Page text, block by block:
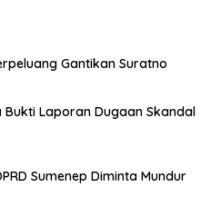
Gantikan Suratno
Bukti Laporan Dugaan Skandal
Sumenep Diminta Mundur